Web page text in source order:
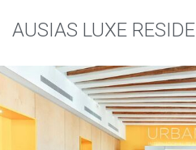
AUSIAS LUXE